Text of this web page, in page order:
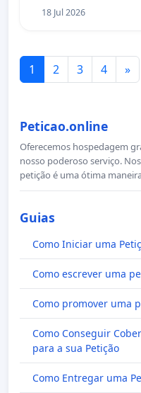
18 Jul 2026
1 2 3 4 »
Peticao.online
Oferecemos hospedagem
nosso poderoso serviço.
petição é uma ótima
Guias
Como Iniciar uma
Como escrever uma
Como promover uma
Como Conseguir
para a sua Petição
Como Entregar uma